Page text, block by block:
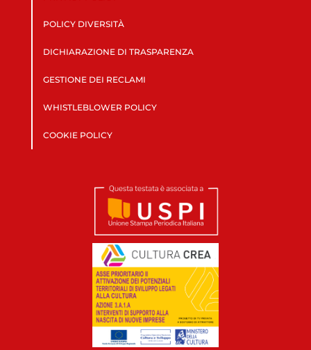
POLICY DIVERSITÀ
DICHIARAZIONE DI TRASPARENZA
GESTIONE DEI RECLAMI
WHISTLEBLOWER POLICY
COOKIE POLICY